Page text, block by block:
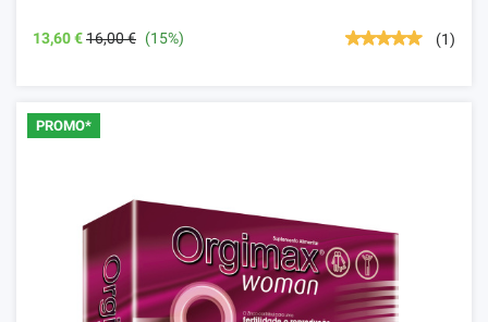
13,60 €16,00 € (15%) (1)
PROMO*